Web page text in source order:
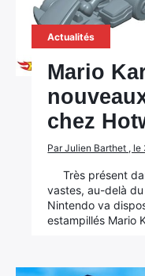
Actualités
Mario
chez
Par Julien Barthet ,
Très présent
vastes, au-delà
Nintendo va
estampillés Mario